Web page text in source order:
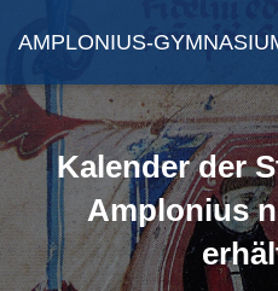
AMPLONIUS-
Kalender der
Amplonius